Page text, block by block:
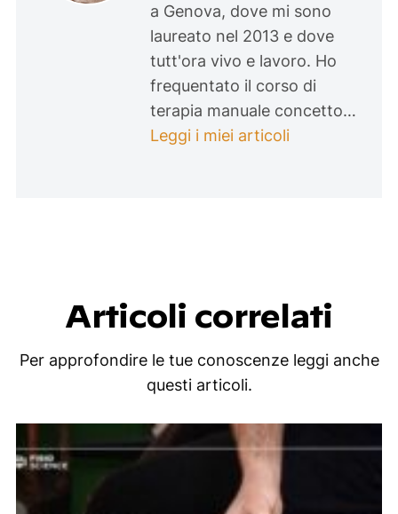
a Genova, dove mi sono
laureato nel 2013 e dove
tutt'ora vivo e lavoro. Ho
frequentato il corso di
terapia manuale concetto…
Leggi i miei articoli
Articoli correlati
Per approfondire le tue conoscenze leggi anche
questi articoli.